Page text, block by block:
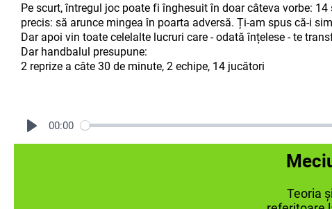
Pe scurt, întregul joc poate fi înghesuit în doar câteva vorbe:
precis: să arunce mingea în poarta adversă. Ți-am spus că-i
Dar apoi vin toate celelalte lucruri care - odată înțelese - te
Dar handbalul presupune:
2 reprize a câte 30 de minute, 2 echipe, 14 jucători
00:00
Teoria